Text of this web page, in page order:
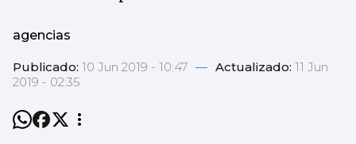
agencias
Publicado: 10 Jun 2019 - 10:47 — Actualizado: 11 Jun
2019 - 02:35